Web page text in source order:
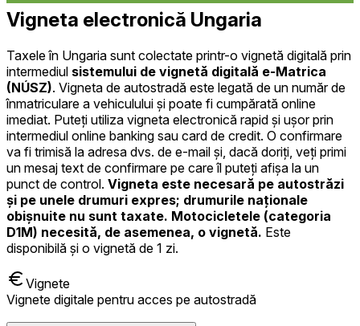
Vigneta electronică Ungaria
Taxele în Ungaria sunt colectate printr-o vignetă digitală prin
intermediul sistemului de vignetă digitală e-Matrica
(NÚSZ). Vigneta de autostradă este legată de un număr de
înmatriculare a vehiculului și poate fi cumpărată online
imediat. Puteți utiliza vigneta electronică rapid și ușor prin
intermediul online banking sau card de credit. O confirmare
va fi trimisă la adresa dvs. de e-mail și, dacă doriți, veți primi
un mesaj text de confirmare pe care îl puteți afișa la un
punct de control. Vigneta este necesară pe autostrăzi
și pe unele drumuri expres; drumurile naționale
obișnuite nu sunt taxate. Motocicletele (categoria
D1M) necesită, de asemenea, o vignetă. Este
disponibilă și o vignetă de 1 zi.
Vignete
Vignete digitale pentru acces pe autostradă